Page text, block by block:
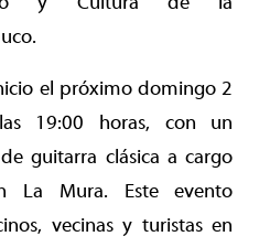
el próximo domingo 2
19:00 horas, con un
guitarra clásica a cargo
La Mura. Este evento
vecinas y turistas en